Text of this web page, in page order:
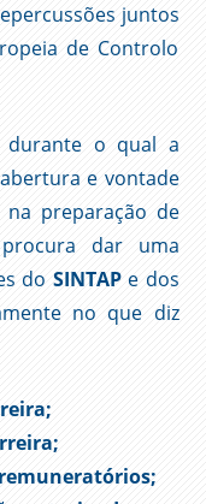
juntos
de Controlo
durante o qual a
e vontade
preparação de
dar uma
do SINTAPe dos
no que diz